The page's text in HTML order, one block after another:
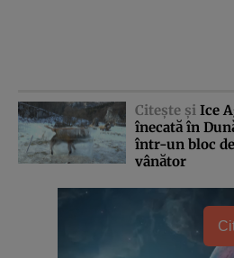
Citeşte şi Ice
înecată în
într-un bloc
vânător